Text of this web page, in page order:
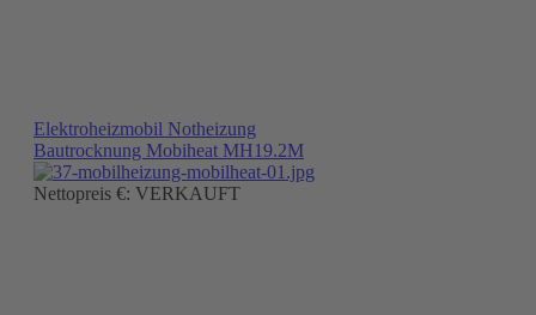
Elektroheizmobil Notheizung
Bautrocknung Mobiheat MH19.2M
Nettopreis €: VERKAUFT